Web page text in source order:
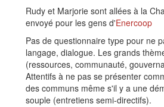
Rudy et Marjorie sont allées à la
envoyé pour les gens d'Enercoop
Pas de questionnaire type pour ne
langage, dialogue. Les grands
(ressources, communauté,
Attentifs à ne pas se présenter
des communs même s'il y a une
souple (entretiens semi-directifs).